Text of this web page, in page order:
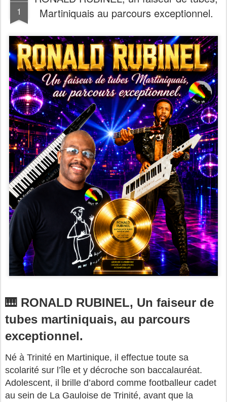
1
Martiniquais au parcours exceptionnel.
🎹 RONALD RUBINEL, Un faiseur de
tubes martiniquais, au parcours
exceptionnel.
Né à Trinité en Martinique, il effectue toute sa
scolarité sur l’île et y décroche son baccalauréat.
Adolescent, il brille d’abord comme footballeur cadet
au sein de La Gauloise de Trinité, avant que la